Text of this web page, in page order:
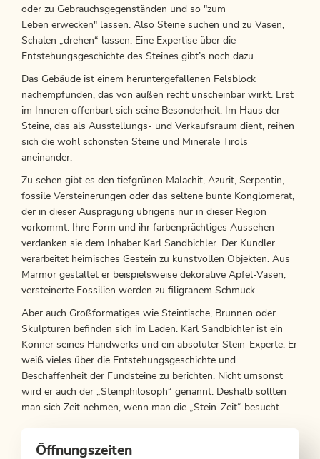
oder zu Gebrauchsgegenständen und so "zum
Leben erwecken" lassen. Also Steine suchen und zu Vasen,
Schalen „drehen“ lassen. Eine Expertise über die
Entstehungsgeschichte des Steines gibt’s noch dazu.
Das Gebäude ist einem heruntergefallenen Felsblock
nachempfunden, das von außen recht unscheinbar wirkt. Erst
im Inneren offenbart sich seine Besonderheit. Im Haus der
Steine, das als Ausstellungs- und Verkaufsraum dient, reihen
sich die wohl schönsten Steine und Minerale Tirols
aneinander.
Zu sehen gibt es den tiefgrünen Malachit, Azurit, Serpentin,
fossile Versteinerungen oder das seltene bunte Konglomerat,
der in dieser Ausprägung übrigens nur in dieser Region
vorkommt. Ihre Form und ihr farbenprächtiges Aussehen
verdanken sie dem Inhaber Karl Sandbichler. Der Kundler
verarbeitet heimisches Gestein zu kunstvollen Objekten. Aus
Marmor gestaltet er beispielsweise dekorative Apfel-Vasen,
versteinerte Fossilien werden zu filigranem Schmuck.
Aber auch Großformatiges wie Steintische, Brunnen oder
Skulpturen befinden sich im Laden. Karl Sandbichler ist ein
Könner seines Handwerks und ein absoluter Stein-Experte. Er
weiß vieles über die Entstehungsgeschichte und
Beschaffenheit der Fundsteine zu berichten. Nicht umsonst
wird er auch der „Steinphilosoph“ genannt. Deshalb sollten
man sich Zeit nehmen, wenn man die „Stein-Zeit“ besucht.
Öffnungszeiten